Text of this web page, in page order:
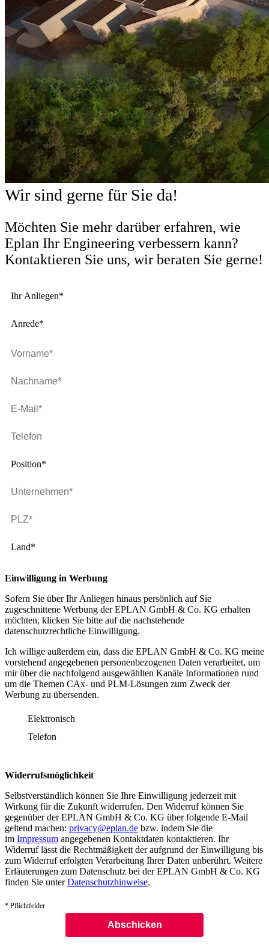
Wir sind gerne für Sie da!
Möchten Sie mehr darüber erfahren, wie
Eplan Ihr Engineering verbessern kann?
Kontaktieren Sie uns, wir beraten Sie gerne!
Ihr Anliegen*
Anrede*
Position*
Land*
Einwilligung in Werbung
Sofern Sie über Ihr Anliegen hinaus persönlich auf Sie
zugeschnittene Werbung der EPLAN GmbH & Co. KG erhalten
möchten, klicken Sie bitte auf die nachstehende
datenschutzrechtliche Einwilligung.
Ich willige außerdem ein, dass die EPLAN GmbH & Co. KG meine
vorstehend angegebenen personenbezogenen Daten verarbeitet, um
mir über die nachfolgend ausgewählten Kanäle Informationen rund
um die Themen CAx- und PLM-Lösungen zum Zweck der
Werbung zu übersenden.
Elektronisch
Telefon
Widerrufsmöglichkeit
Selbstverständlich können Sie Ihre Einwilligung jederzeit mit
Wirkung für die Zukunft widerrufen. Den Widerruf können Sie
gegenüber der EPLAN GmbH & Co. KG über folgende E-Mail
geltend machen: privacy@eplan.de bzw. indem Sie die
im Impressum angegebenen Kontaktdaten kontaktieren. Ihr
Widerruf lässt die Rechtmäßigkeit der aufgrund der Einwilligung bis
zum Widerruf erfolgten Verarbeitung Ihrer Daten unberührt. Weitere
Erläuterungen zum Datenschutz bei der EPLAN GmbH & Co. KG
finden Sie unterDatenschutzhinweise.
* Pflichtfelder